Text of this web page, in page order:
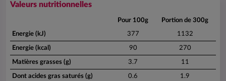
Valeurs nutritionnelles
Pour 100g Portion de 300g
Energie (kJ) 377 1132
Energie (kcal) 90 270
Matières grasses (g) 3.7 11
Dont acides gras saturés (g) 0.6 1.9